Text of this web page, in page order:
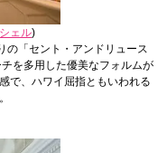
ェル)
の「セント・アンドリュース
を多用した優美なフォルムが
で、ハワイ屈指ともいわれる